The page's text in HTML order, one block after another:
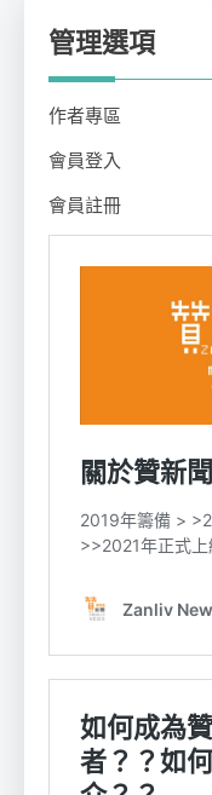
管理選項
作者專區
會員登入
會員註冊